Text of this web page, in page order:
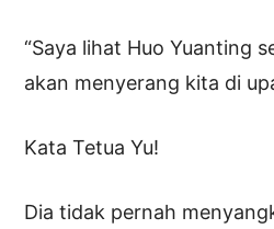
“Saya lihat Huo Yuanting
akan menyerang kita di
Kata Tetua Yu!
Dia tidak pernah